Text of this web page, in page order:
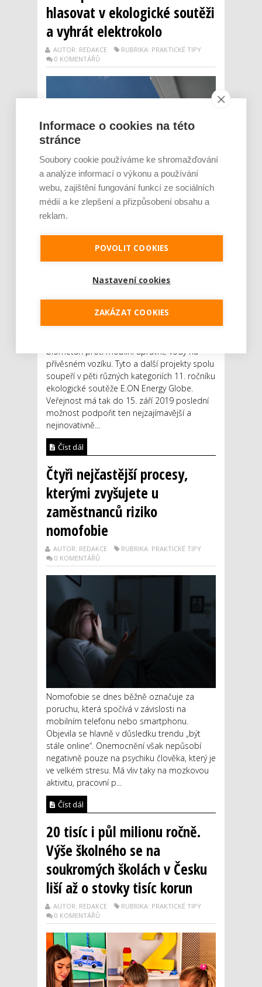
hlasovat v ekologické soutěži
a vyhrát elektrokolo
AUTOR: REDAKCE
RUBRIKA: PRAKTICKÉ TIPY
0 KOMENTÁŘŮ
biometan proti mobilní úpravně vody na
přívěsném vozíku. Tyto a další projekty spolu
soupeří v pěti různých kategoriích 11. ročníku
ekologické soutěže E.ON Energy Globe.
Veřejnost má tak do 15. září 2019 poslední
možnost podpořit ten nejzajímavější a
nejinovativně...
Číst dál
Čtyři nejčastější procesy,
kterými zvyšujete u
zaměstnanců riziko
nomofobie
AUTOR: REDAKCE
RUBRIKA: PRAKTICKÉ TIPY
0 KOMENTÁŘŮ
Nomofobie se dnes běžně označuje za
poruchu, která spočívá v závislosti na
mobilním telefonu nebo smartphonu.
Objevila se hlavně v důsledku trendu „být
stále online“. Onemocnění však nepůsobí
negativně pouze na psychiku člověka, který je
ve velkém stresu. Má vliv taky na mozkovou
aktivitu, pracovní p...
Číst dál
20 tisíc i půl milionu ročně.
Výše školného se na
soukromých školách v Česku
liší až o stovky tisíc korun
AUTOR: REDAKCE
RUBRIKA: PRAKTICKÉ TIPY
0 KOMENTÁŘŮ
Informace o cookies na této
stránce
Soubory cookie používáme ke shromažďování
a analýze informací o výkonu a používání
webu, zajištění fungování funkcí ze sociálních
médií a ke zlepšení a přizpůsobení obsahu a
reklam.
POVOLIT COOKIES
Nastavení cookies
ZAKÁZAT COOKIES